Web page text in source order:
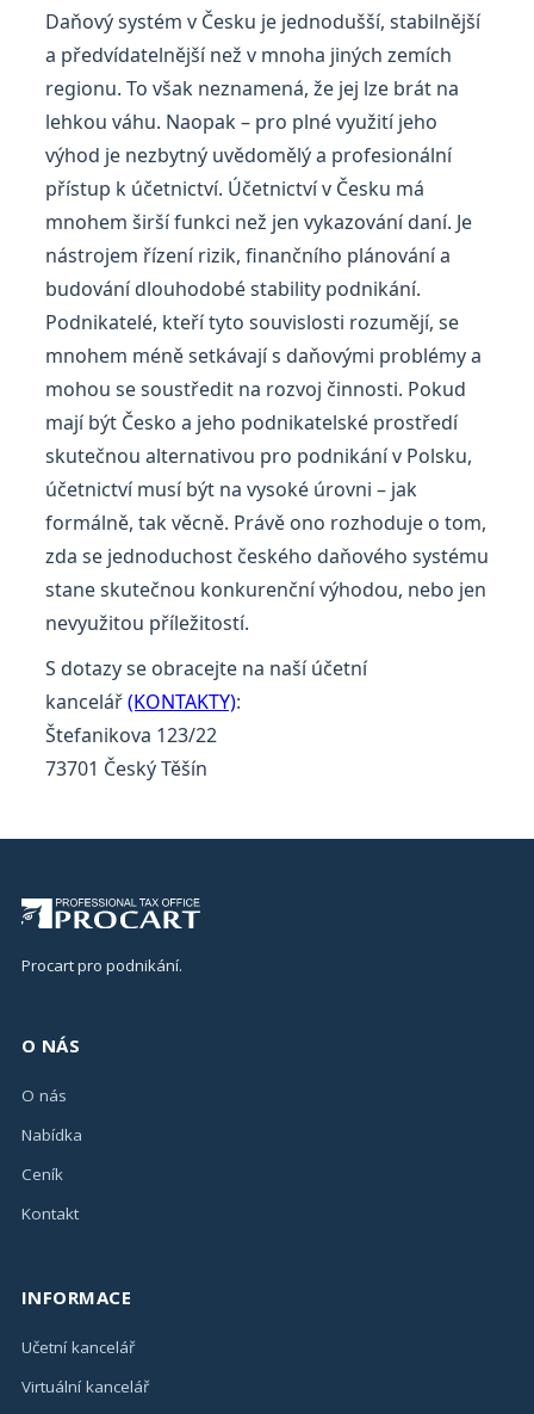
Daňový systém v Česku je jednodušší, stabilnější
a předvídatelnější než v mnoha jiných zemích
regionu. To však neznamená, že jej lze brát na
lehkou váhu. Naopak – pro plné využití jeho
výhod je nezbytný uvědomělý a profesionální
přístup k účetnictví. Účetnictví v Česku má
mnohem širší funkci než jen vykazování daní. Je
nástrojem řízení rizik, finančního plánování a
budování dlouhodobé stability podnikání.
Podnikatelé, kteří tyto souvislosti rozumějí, se
mnohem méně setkávají s daňovými problémy a
mohou se soustředit na rozvoj činnosti. Pokud
mají být Česko a jeho podnikatelské prostředí
skutečnou alternativou pro podnikání v Polsku,
účetnictví musí být na vysoké úrovni – jak
formálně, tak věcně. Právě ono rozhoduje o tom,
zda se jednoduchost českého daňového systému
stane skutečnou konkurenční výhodou, nebo jen
nevyužitou příležitostí.
S dotazy se obracejte na naší účetní
kancelář(KONTAKTY):
Štefanikova 123/22
73701 Český Těšín
Procart pro podnikání.
O NÁS
O nás
Nabídka
Ceník
Kontakt
INFORMACE
Učetní kancelář
Virtuální kancelář